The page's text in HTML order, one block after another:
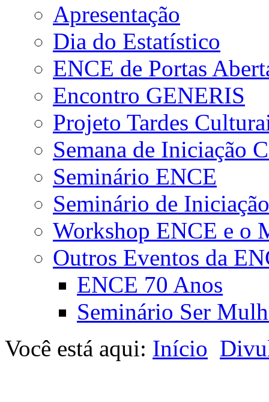
Apresentação
Dia do Estatístico
ENCE de Portas
Encontro GENERIS
Projeto Tardes
Semana de Iniciação
Seminário ENCE
Seminário de
Workshop ENCE e o
Outros Eventos da
ENCE 70 Anos
Seminário Ser
Você está aqui: Início